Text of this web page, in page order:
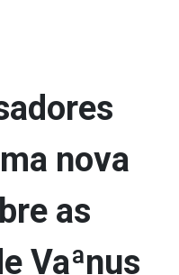
nova
as
Vaªnus